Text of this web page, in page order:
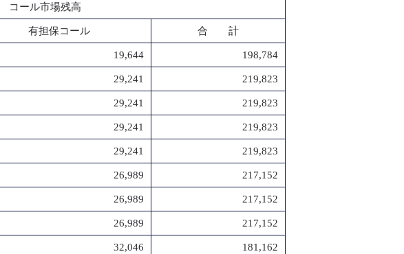
ール市場残高
有担保コール 合 計
19,644 198,784
29,241 219,823
29,241 219,823
29,241 219,823
29,241 219,823
26,989 217,152
26,989 217,152
26,989 217,152
32,046 181,162